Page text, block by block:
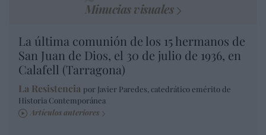
Minucias visuales
La última comunión de los 15 hermanos de
San Juan de Dios, el 30 de julio de 1936, en
Calafell (Tarragona)
La Resistencia por Javier Paredes, catedrático emérito de
Historia Contemporánea
Artículos anteriores